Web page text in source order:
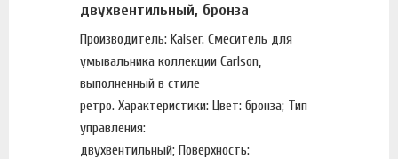
двухвентильный, бронза
Производитель: Kaiser. Смеситель для
умывальника коллекции Carlson,
выполненный в стиле
ретро. Характеристики: Цвет: бронза; Тип
управления:
двухвентильный; Поверхность: